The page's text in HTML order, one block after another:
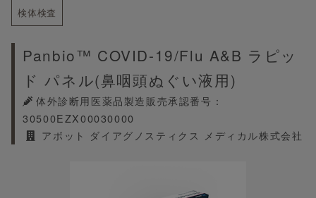
検体検査
Panbio™ COVID-19/Flu A&B ラピッ
ド パネル(鼻咽頭ぬぐい液用)
体外診断用医薬品製造販売承認番号：
30500EZX00030000
アボット ダイアグノスティクス メディカル株式会社